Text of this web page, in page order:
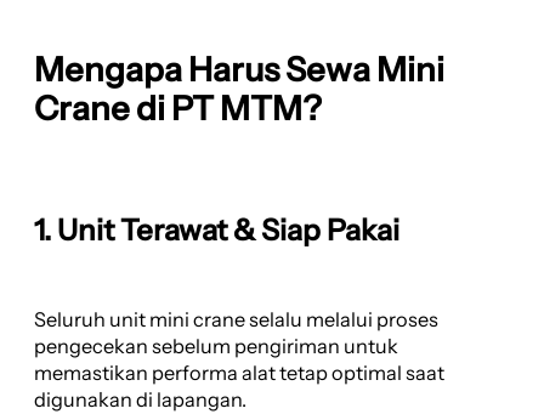
Mengapa Harus Sewa Mini
Crane di PT MTM?
1. Unit Terawat & Siap Pakai
Seluruh unit mini crane selalu melalui proses
pengecekan sebelum pengiriman untuk
memastikan performa alat tetap optimal saat
digunakan di lapangan.